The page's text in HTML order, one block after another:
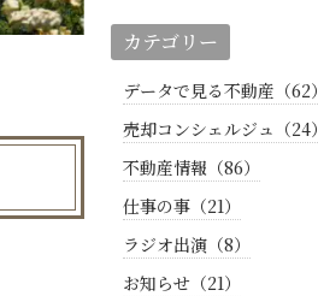
カテゴリー
データで見る不動産（62）
売却コンシェルジュ（24）
不動産情報（86）
仕事の事（21）
ラジオ出演（8）
お知らせ（21）